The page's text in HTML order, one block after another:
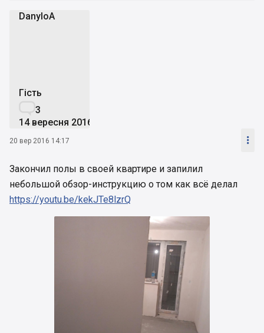
DanyloA
Гість
3
14 вересня 2016
20 вер 2016 14:17 
Закончил полы в своей квартире и запилил
небольшой обзор-инструкцию о том как всё делал
https://youtu.be/kekJTe8lzrQ